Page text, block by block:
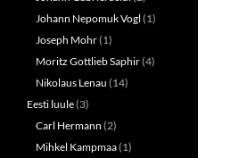
Johann Nepomuk Vogl (1)
Joseph Mohr(1)
Moritz Gottlieb Saphir(4)
Nikolaus Lenau (14)
Eesti luule(3)
Carl Hermann (2)
Mihkel Kampmaa(1)